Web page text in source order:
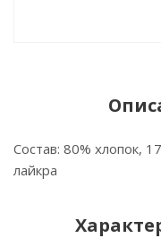
Состав: 80% хлопок,
лайкра